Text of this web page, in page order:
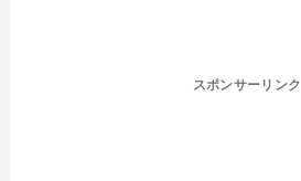
スポンサーリンク